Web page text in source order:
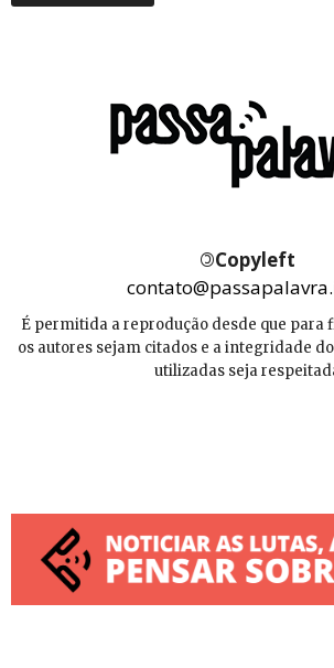
©Copyleft
É permitida a reprodução desde que para
os autores sejam citados e a integridade
utilizadas seja